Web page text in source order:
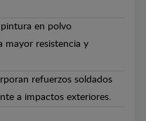
pintura en polvo
mayor resistencia y
refuerzos soldados
a impactos exteriores.